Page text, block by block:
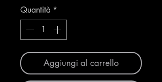
Quantità *
Aggiungi al carrello